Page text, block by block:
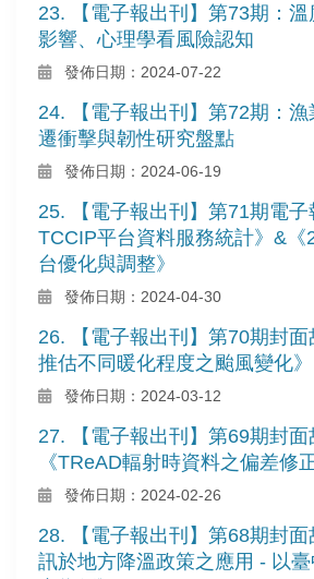
23. 【電子報出刊】第73期：
影響、心理學看風險認知
發佈日期：2024-07-22
24. 【電子報出刊】第72期：
遷衝擊與韌性研究盤點
發佈日期：2024-06-19
25. 【電子報出刊】第71期電
TCCIP平台資料服務統計》&《
台優化與調整》
發佈日期：2024-04-30
26. 【電子報出刊】第70期封
推估不同暖化程度之颱風變化》
發佈日期：2024-03-12
27. 【電子報出刊】第69期封面
《TReAD輻射時資料之偏差修正
發佈日期：2024-02-26
28. 【電子報出刊】第68期封
訊於地方降溫政策之應用 - 以